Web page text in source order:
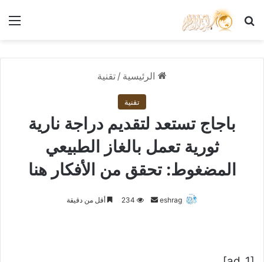
بحث عن
الرئيسية / تقنية
تقنية
باجاج تستعد لتقديم دراجة نارية
ثورية تعمل بالغاز الطبيعي
المضغوط: تحقق من الأفكار هنا
eshrag
أرسل 234 أقل من دقيقة